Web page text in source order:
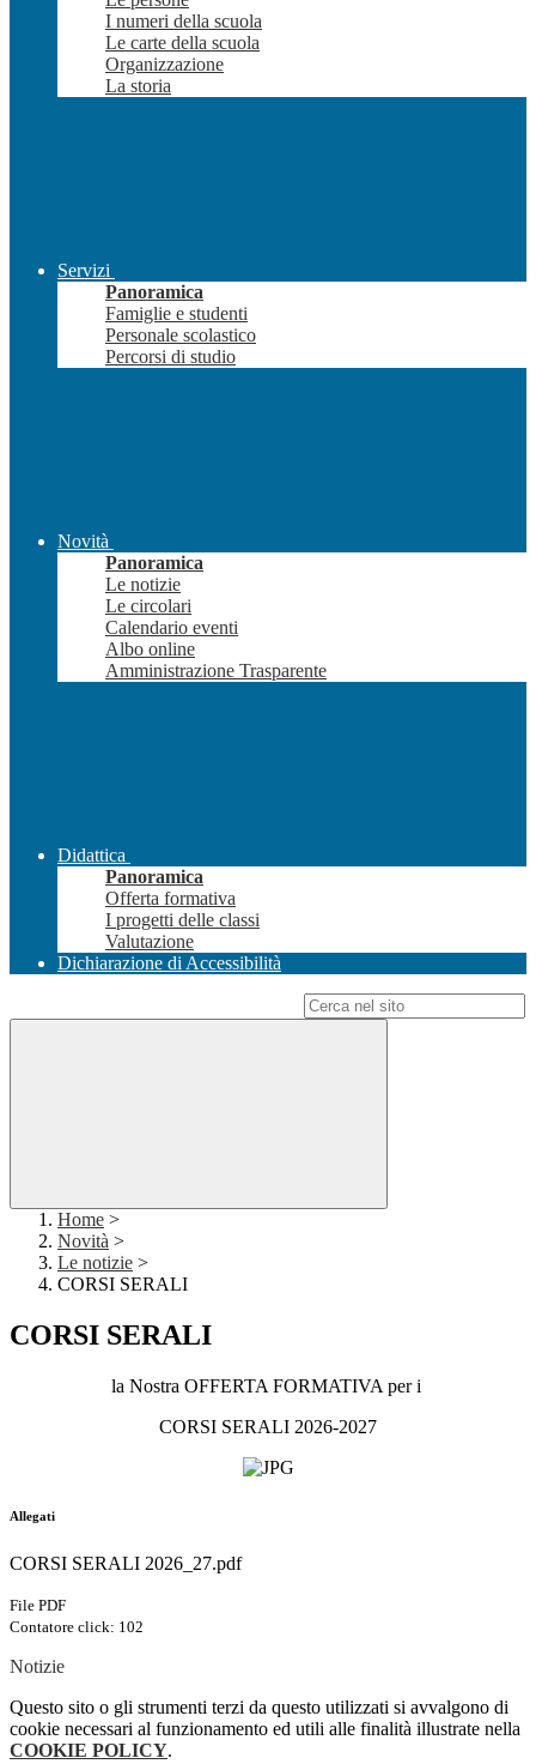
I numeri della scuola
Le carte della scuola
Organizzazione
La storia
Servizi
Panoramica
Famiglie e studenti
Personale scolastico
Percorsi di studio
Novità
Panoramica
Le notizie
Le circolari
Calendario eventi
Albo online
Amministrazione Trasparente
Didattica
Panoramica
Offerta formativa
I progetti delle classi
Valutazione
Dichiarazione di Accessibilità
Home >
Novità >
Le notizie >
CORSI SERALI
CORSI SERALI
la Nostra OFFERTA FORMATIVA per i
CORSI SERALI 2026-2027
Allegati
CORSI SERALI 2026_27.pdf
File PDF
Contatore click: 102
Notizie
Questo sito o gli strumenti terzi da questo utilizzati si avvalgono di
cookie necessari al funzionamento ed utili alle finalità illustrate nella
COOKIE POLICY.